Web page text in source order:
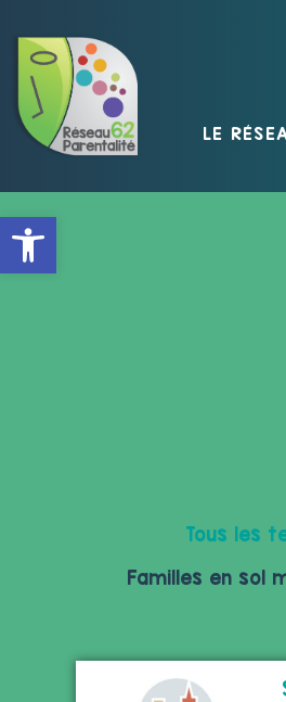
Ouvrir la barre d’outils
LE
Tous les
Familles en sol